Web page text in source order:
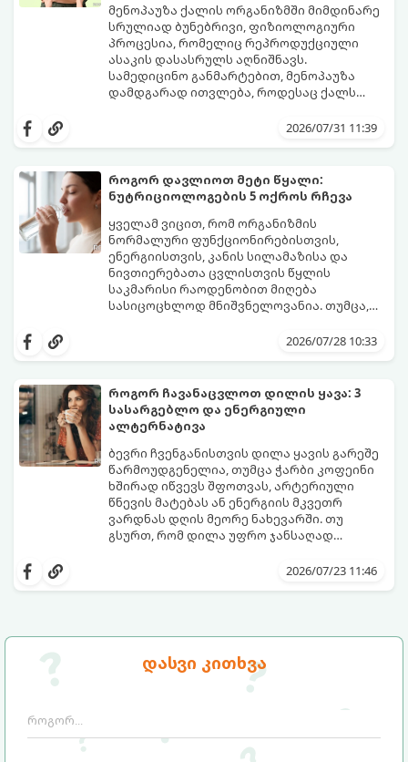
დასვი კითხვა
მენოპაუზა ქალის ორგანიზმში მიმდინარე
სრულიად ბუნებრივი, ფიზიოლოგიური
პროცესია, რომელიც რეპროდუქციული
ასაკის დასასრულს აღნიშნავს.
სამედიცინო განმარტებით, მენოპაუზა
დამდგარად ითვლება, როდესაც ქალს
ცვლილებები ამ მომენტამდე ბევრად ადრე
საშუალოდ 40-დან 50 წლამდე ასაკში იწყება
და შესაძლოა 4-დან 8 წლამდე
გაგრძელდეს).
იმისათვის, რომ ეს პერიოდი შფოთვის
გარეშე გაიაროთ, მნიშვნელოვანია
იცოდეთ, რა სიგნალებს გზავნის ორგანიზმი
და როგორ შეიმსუბუქოთ მდგომარეობა
მეან-გინეკოლოგებისა და
ნუტრიციოლოგების რეკომენდაციებით.
2026/07/31 11:39
როგორ დავლიოთ მეტი წყალი:
ნუტრიციოლოგების 5 ოქროს რჩევა
ყველამ ვიცით, რომ ორგანიზმის
ნორმალური ფუნქციონირებისთვის,
ენერგიისთვის, კანის სილამაზისა და
ნივთიერებათა ცვლისთვის წყლის
საკმარისი რაოდენობით მიღება
სასიცოცხლოდ მნიშვნელოვანია. თუმცა,
უბრალოდ ჩვევის არქონის გამო, დღის
გამოწვევად რჩება.
დალევა ან მისი გემო მოსაწყენი
დაგეხმარებათ, წყლის სმა
ყოველდღიურ, სასიამოვნო ჩვევად
აქციოთ.
2026/07/28 10:33
როგორ ჩავანაცვლოთ დილის ყავა: 3
სასარგებლო და ენერგიული
ალტერნატივა
ბევრი ჩვენგანისთვის დილა ყავის გარეშე
წარმოუდგენელია, თუმცა ჭარბი კოფეინი
ხშირად იწვევს შფოთვას, არტერიული
წნევის მატებას ან ენერგიის მკვეთრ
ვარდნას დღის მეორე ნახევარში. თუ
გსურთ, რომ დილა უფრო ჯანსაღად
შეინარჩუნოთ, ექსპერტები ყავის სამ
თქვენთვის სასურველი სასმელი:2026/07/23 11:46